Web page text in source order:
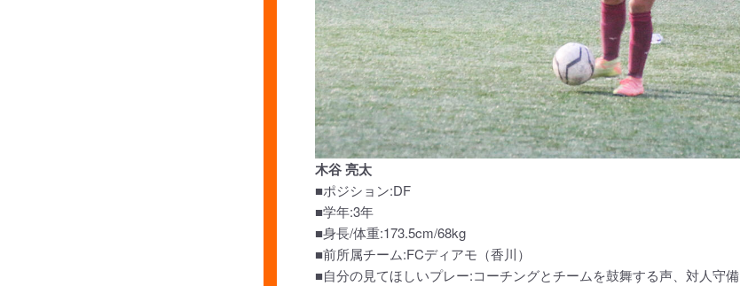
木谷 亮太
■ポジション:DF
■学年:3年
■身長/体重:173.5cm/68kg
■前所属チーム:FCディアモ（香川）
■自分の見てほしいプレー:コーチングとチームを鼓舞する声、対人守備